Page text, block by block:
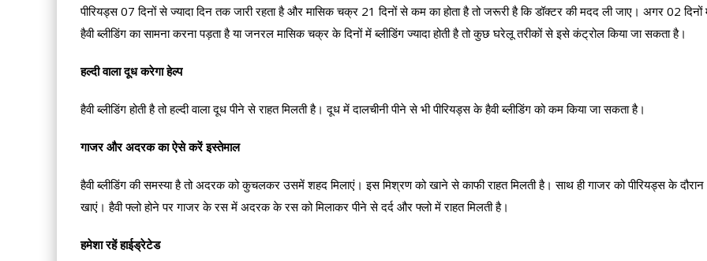
पीरियड्स 07 दिनों से ज्यादा दिन तक जारी रहता है और मासिक चक्र 21 दिनों से कम का होता है तो जरूरी है कि डॉक्टर की मदद ली जाए। अगर 02 दिनों
हैवी ब्लीडिंग का सामना करना पड़ता है या जनरल मासिक चक्र के दिनों में ब्लीडिंग ज्यादा होती है तो कुछ घरेलू तरीकों से इसे कंट्रोल किया जा सकता है।
हल्दी वाला दूध करेगा हेल्प
हैवी ब्लीडिंग होती है तो हल्दी वाला दूध पीने से राहत मिलती है। दूध में दालचीनी पीने से भी पीरियड्स के हैवी ब्लीडिंग को कम किया जा सकता है।
गाजर और अदरक का ऐसे करें इस्तेमाल
हैवी ब्लीडिंग की समस्या है तो अदरक को कुचलकर उसमें शहद मिलाएं। इस मिश्रण को खाने से काफी राहत मिलती है। साथ ही गाजर को पीरियड्स के दौरान
खाएं। हैवी फ्लो होने पर गाजर के रस में अदरक के रस को मिलाकर पीने से दर्द और फ्लो में राहत मिलती है।
हमेशा रहें हाईड्रेटेड